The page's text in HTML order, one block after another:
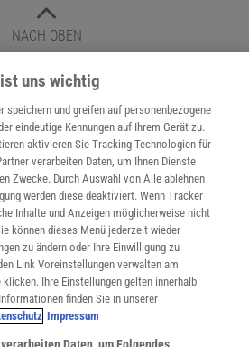
NACH OBEN
Newsletter abonnieren
ANMELDEN!
wieder abbestellen. Infos zu unserem Umgang
Daten finden Sie in unsererDatenschutzerklärung .
KONTAKT AGB
IMPRESSUM
DATENSCHUTZ INFOS ZUM KAUF
uns wichtig
speichern und greifen auf personenbezogene
eindeutige Kennungen auf Ihrem Gerät zu.
aktivieren Sie Tracking-Technologien für
verarbeiten Daten, um Ihnen Dienste
Zwecke. Durch Auswahl von Alle ablehnen
werden diese deaktiviert. Wenn Tracker
Inhalte und Anzeigen möglicherweise nicht
können dieses Menü jederzeit wieder
zu ändern oder Ihre Einwilligung zu
Link Voreinstellungen verwalten am
klicken. Ihre Einstellungen gelten innerhalb
finden Sie in unserer
Impressum